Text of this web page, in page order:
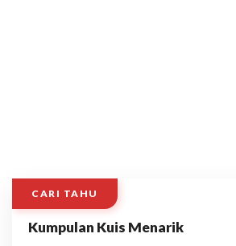
CARI TAHU
Kumpulan Kuis Menarik